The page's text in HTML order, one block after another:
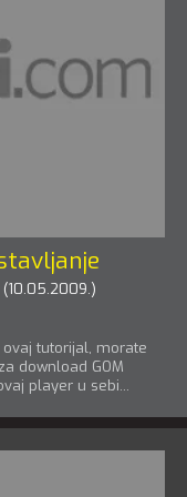
(10.05.2009.)
tutorijal, morate
download GOM
player u sebi...